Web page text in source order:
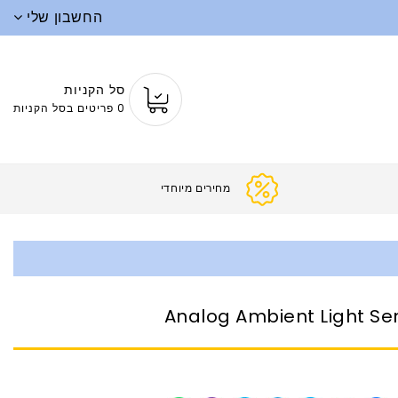
החשבון שלי
סל הקניות
0 פריטים בסל הקניות
מחירים מ
Analog Ambient Light